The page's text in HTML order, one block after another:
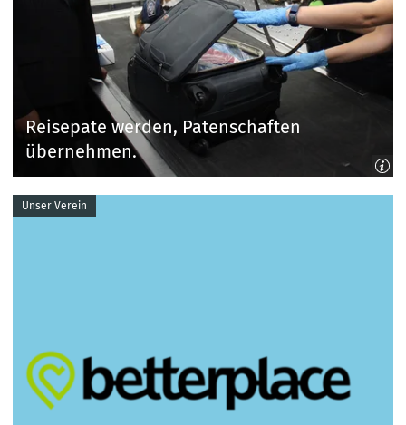
Reisepate werden, Patenschaften
übernehmen.
Unser Verein